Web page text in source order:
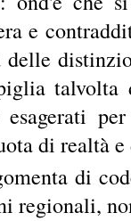
e
delle
talvolta
di realtà
di
regionali,